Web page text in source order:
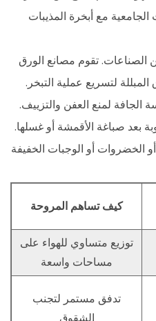
مع أبخرة المذيبات
الصناعات. تقوم مصانع الورق
المبللة لتسريع عملية التبخر.
لمنع العفن والتزييف.
بعد صباغة الأقمشة أو غسلها.
الخضروات أو الوجبات الخفيفة
كيف تساهم المروحة
توزيع متساوي للهواء على
مساحات واسعة
تدفق مستمر لتجنب
الشقوق